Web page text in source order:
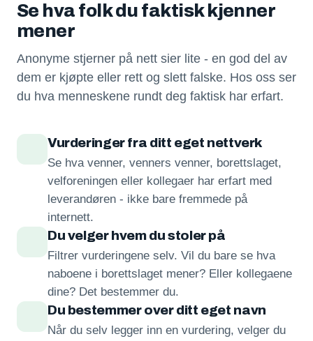
Se hva folk du faktisk kjenner
mener
Anonyme stjerner på nett sier lite - en god del av
dem er kjøpte eller rett og slett falske. Hos oss ser
du hva menneskene rundt deg faktisk har erfart.
Vurderinger fra ditt eget nettverk
Se hva venner, venners venner, borettslaget,
velforeningen eller kollegaer har erfart med
leverandøren - ikke bare fremmede på
internett.
Du velger hvem du stoler på
Filtrer vurderingene selv. Vil du bare se hva
naboene i borettslaget mener? Eller kollegaene
dine? Det bestemmer du.
Du bestemmer over ditt eget navn
Når du selv legger inn en vurdering, velger du